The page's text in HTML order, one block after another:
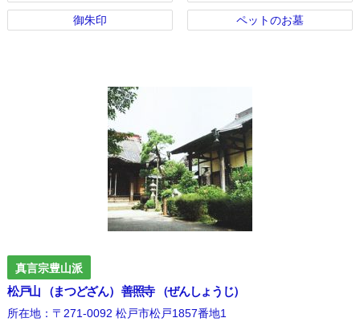
御朱印 ペットのお墓
真言宗豊山派
松戸山 （まつどざん） 善照寺 （ぜんしょうじ）
所在地：〒271-0092 松戸市松戸1857番地1